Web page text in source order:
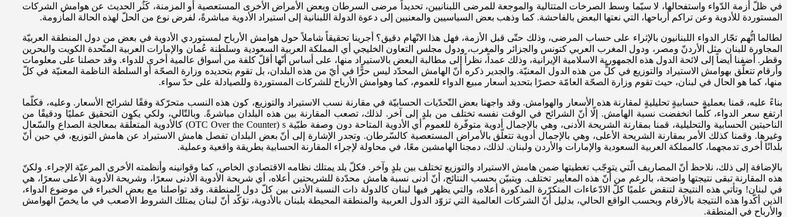
في ظلّ أزمة الدّواء واستفحالها، لا سيّما وسط الصرخات المتتالية والموجعة للمرضى اللبنانيين، تحديداً مرضى السرطان وبعض الأمراض الأخرى المستعصية أو المزمنة، كَثُر الحديث عن هوامش الشركات
المستوردة للأدوية وعن تراكم أرباحها، التي نعتها البعض بالفاحشة. كما وذهب بعض السياسيين والمعنيين إلى دعوة الدولة اللبنانية إلى استيراد الأدوية مباشرةً، لفرض نوع من الحلّ لهذه الحالة المأزومة.
لطالما اتُّهم تجّار الدواء اللبنانيون بالإثراء على حساب المرضى، وذلك حتّى قبل الأزمة، فهل هذا الاتّهام دقيق؟ أجرينا تحقيقاً شاملاً حول هوامش الأرباح لمستوردي الأدوية في بعض من دول المنطقة العربيّة
المجاورة للبنان مثل الأردنّ ومصر، ودول المغرب العربي كتونس والجزائر والمغرب، ودول مجلس التعاون الخليجي أي المملكة العربية السعودية وسلطنة عُمان والإمارات العربية المتّحدة الكويت والبحرين
وقطر. أضفنا أيضاً إلى لائحة الدول هذه الجمهورية الاسلامية الإيرانية، وذلك عمداً، نظراً إلى مطالبة البعض بالاستيراد منها، على أساس أنّها أقلّ كلفة من أسواق عالمية أخرى للدواء. وقد حصلنا على معلومات
وأرقام تتعلّق بهوامش الاستيراد والتوزيع في كلٍّ من هذه الدول المعنيّة. والجدير ذكره أنّ الهامش المحدّد ليس حرًّا في أيّ من هذه البلدان، بل تقوم بتحديده وزارة الصحّة أو السلطة الناظمة المعنيّة في كلّ
منها، كما هو الحال في لبنان، حيث تقوم وزارة الصحّة العامّة حصرًا بتحديد أسعار مبيع الدواء للعموم، كما وهوامش الأرباح للشركات المستوردة وللصيادلة على حدّ سواء.
بناءً عليه، قمنا بعمليةٍ حسابيةٍ تحليليةٍ لمقارنة هذه الأسعار والهوامش. وقد واجهنا بعض التّحدّيات الحسابيّة في مقارنة نسب الاستيراد والتوزيع، كون هذه النسب متحرّكة وفقًا لشرائح الأسعار. وعليه، فكلّما
ارتفع سعر الدواء، كلّما انخفضت نسبة الهامش. إلّا أنّ الشرائح في الوقت نفسه تختلف من بلدٍ إلى آخر. لذلك، تصعب المقارنة بين هذه البلدان مباشرةً. وبالتّالي، ولكي يكون التحقيق عمليًا ودقيقًا من
الناحيتين الحسابية والتحليلية، قمنا بمقارنة الشريحة الأدنى، وهي بالإجمال أدوية متوفّرة للعموم أي الأدوية المتاحة دون وصفة طبّية OTC Over the Counter) s) كالأدوية المتعلّقة بمعالجة الصداع والسّعال
وغيرها. وقمنا كذلك الأمر بمقارنة الشريحة الأعلى، وهي بالإجمال أدوية تتعلّق بالأمراض المستعصية كالسّرطان. وتجدر الإشارة إلى أنّ بعض البلدان تفصل هامش الاستيراد عن هامش التوزيع، في حين أنّ
بلدانًا أخرى تدمجهما، كالمملكة العربية السعودية والإمارات والأردن ولبنان. لذلك، دمجنا الهامشين معًا، في محاولة لإجراء المقارنة الحسابية بطريقة واقعية وعملية.
بالإضافة إلى ذلك، نلاحظ أنّ المصاريف الّتي يتوجّب تغطيتها ضمن هامش الاستيراد والتوزيع تختلف بين بلدٍ وآخر. فكلّ بلد يمتلك نظامه الاقتصادي الخاص، كما وقوانينه وأنظمته الأخرى المرعيّة الإجراء. ولكنّ
هذه المقارنة تبقى نتيجتها واضحة، بالرغم من أنّ هذه المعايير تختلف. ويتبيّن بحسب النتائج، أنّ أدنى نسبة هامش محدّدة للشريحتين أعلاه، أي شريحة الأدوية الأدنى سعرًا، وشريحة الأدوية الأعلى سعرًا، هي
في لبنان! وتأتي هذه النتيجة لتنقض علميًا كلّ الادّعاءات المتكرّرة المذكورة أعلاه، والتي يظهر فيها لبنان كالدولة ذات النسبة الأدنى بين كلّ دول المنطقة. وقد تواصلنا مع بعض الخبراء في موضوع الدواء،
الذين أكّدوا هذه النتيجة بالأرقام وبحسب الواقع الحالي، بدليل أنّ الشركات العالمية التي تزوّد الدول العربية والمنطقة المحيطة بلبنان بالأدوية، تؤكّد أنّ لبنان يمتلك الشروط الأصعب في ما يخصّ الهوامش
والأرباح في المنطقة.